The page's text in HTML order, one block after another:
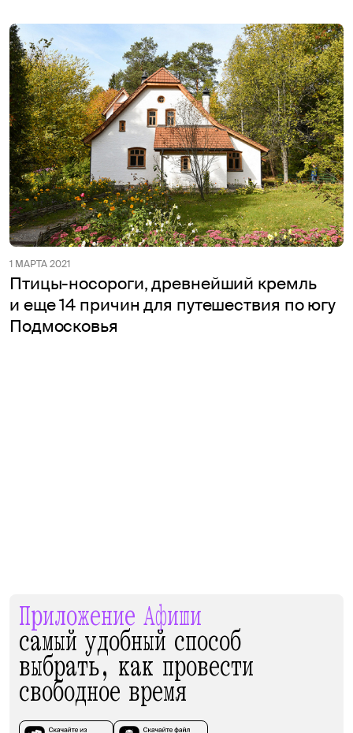
1 МАРТА 2021
Птицы-носороги, древнейший кремль
и еще 14 причин для путешествия по югу
Подмосковья
Приложение Афиши
самый удобный способ
выбрать, как провести
свободное время